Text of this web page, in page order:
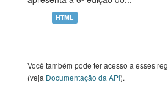
HTML
Você também pode ter acesso a esses
(veja Documentação da API).